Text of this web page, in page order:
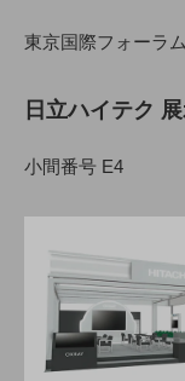
東京国際フォーラ
日立ハイテク
小間番号 E4